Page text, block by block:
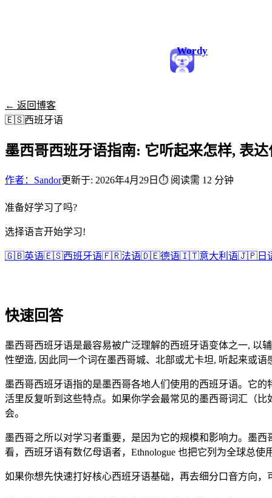
Wordy
← 返回博客
🇪🇸西班牙语
墨西哥西班牙语指南: 它听起来怎样, 表
作者：Sandor更新于: 2026年4月29日 ⏱ 阅读需 12 分钟
准备好学习了吗?
选择语言开始学习!
🇬🇧英语🇪🇸西班牙语🇫🇷法语🇩🇪德语🇮🇹意大利语🇯🇵 日
快速回答
墨西哥西班牙语是最容易被广泛理解的西班牙语变体之一, 以
性塑造, 因此同一个词在墨西哥城、北部或尤卡坦, 听起来或语
墨西哥西班牙语指的是墨西哥各地人们使用的西班牙语。它
活里反复听到这些特点。如果你学会最常见的墨西哥词汇（比
会。
墨西哥之所以对学习者重要，是因为它的规模和影响力。墨
看，西班牙语有数亿母语者，Ethnologue 也把它列为全球总使
如果你想先快速打好核心西班牙语基础，再去细分口音方向，